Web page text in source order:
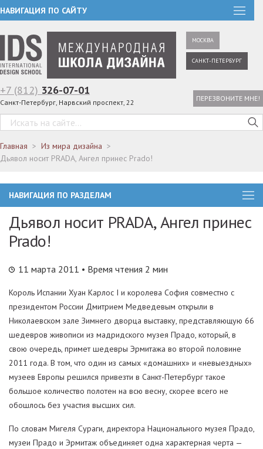
НАВИГАЦИЯ ПО САЙТУ
МОСКВА
САНКТ-ПЕТЕРБУРГ
+7 (812) 326-07-01
Санкт-Петербург, Нарвский проспект, 22 ПЕРЕЗВОНИТЕ МНЕ!
Главная
Из мира дизайна
Дьявол носит PRADA, Ангел принес Prado!
НАВИГАЦИЯ ПО РАЗДЕЛАМ
Дьявол носит PRADA, Ангел принес
Prado!
11 марта 2011 • Время чтения 2 мин
Король Испании Хуан Карлос I и королева София совместно с
президентом России Дмитрием Медведевым открыли в
Николаевском зале Зимнего дворца выставку, представляющую 66
шедевров живописи из мадридского музея Прадо, который, в
свою очередь, примет шедевры Эрмитажа во второй половине
2011 года. В том, что один из самых «домашних» и «невыездных»
музеев Европы решился привезти в Санкт-Петербург такое
большое количество полотен на всю весну, скорее всего не
обошлось без участия высших сил.
По словам Мигеля Сураги, директора Национального музея Прадо,
музеи Прадо и Эрмитаж объединяет одна характерная черта —